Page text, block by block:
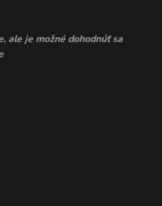
ale je možné dohodnúť sa